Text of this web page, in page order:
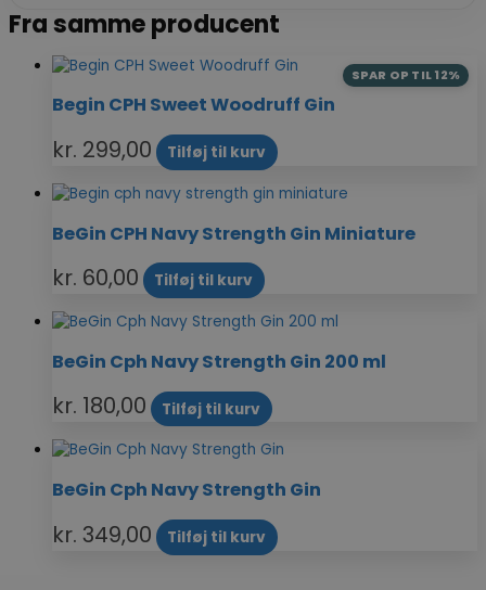
Fra samme producent
SPAR OP TIL 12%
Begin CPH Sweet Woodruff Gin
kr. 299,00 Tilføj til kurv
BeGin CPH Navy Strength Gin Miniature
kr. 60,00 Tilføj til kurv
BeGin Cph Navy Strength Gin 200 ml
kr. 180,00 Tilføj til kurv
BeGin Cph Navy Strength Gin
kr. 349,00 Tilføj til kurv